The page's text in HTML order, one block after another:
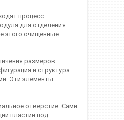
процесс
для отделения
этого очищенные
размеров
и структура
Эти элементы
отверстие. Сами
пластин под